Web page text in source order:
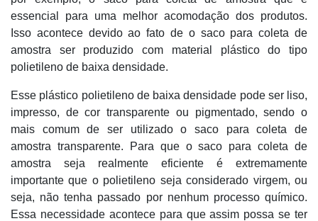
essencial para uma melhor acomodação dos produtos.
Isso acontece devido ao fato de o saco para coleta de
amostra ser produzido com material plástico do tipo
polietileno de baixa densidade.
Esse plástico polietileno de baixa densidade pode ser liso,
impresso, de cor transparente ou pigmentado, sendo o
mais comum de ser utilizado o saco para coleta de
amostra transparente. Para que o saco para coleta de
amostra seja realmente eficiente é extremamente
importante que o polietileno seja considerado virgem, ou
seja, não tenha passado por nenhum processo químico.
Essa necessidade acontece para que assim possa se ter